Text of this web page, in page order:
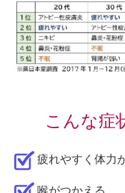
こんな症
疲れやすく体力